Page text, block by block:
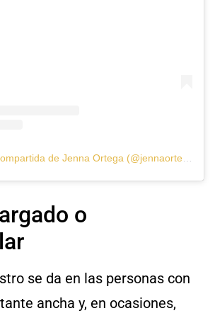
o
se da en las personas con
ancha y, en ocasiones,